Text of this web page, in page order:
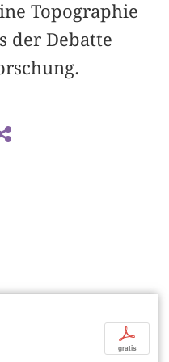
Topographie
der Debatte
p
gratis